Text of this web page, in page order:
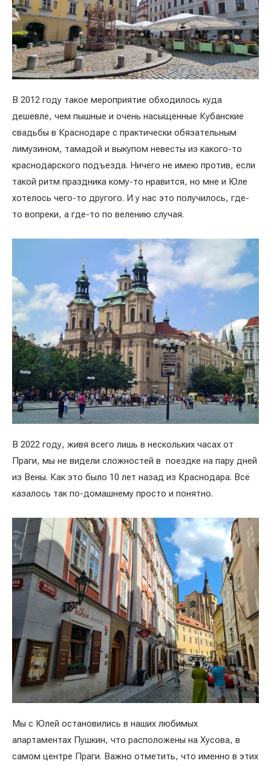
В 2012 году такое мероприятие обходилось куда
дешевле, чем пышные и очень насыщенные Кубанские
свадьбы в Краснодаре с практически обязательным
лимузином, тамадой и выкупом невесты из какого-то
краснодарского подъезда. Ничего не имею против, если
такой ритм праздника кому-то нравится, но мне и Юле
хотелось чего-то другого. И у нас это получилось, где-
то вопреки, а где-то по велению случая.
В 2022 году, живя всего лишь в нескольких часах от
Праги, мы не видели сложностей в поездке на пару дней
из Вены. Как это было 10 лет назад из Краснодара. Всё
казалось так по-домашнему просто и понятно.
Мы с Юлей остановились в наших любимых
апартаментах Пушкин, что расположены на Хусова, в
самом центре Праги. Важно отметить, что именно в этих